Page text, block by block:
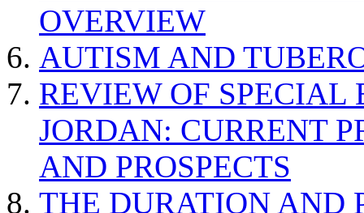
OVERVIEW
AUTISM AND
REVIEW OF SPECIAL
JORDAN: CURRENT
AND PROSPECTS
THE DURATION AND